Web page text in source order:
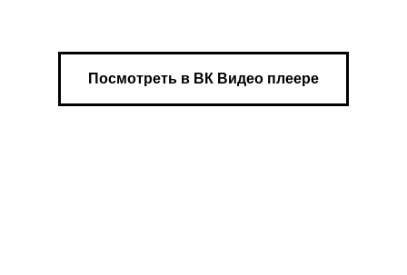
Посмотреть в ВК Видео плеере